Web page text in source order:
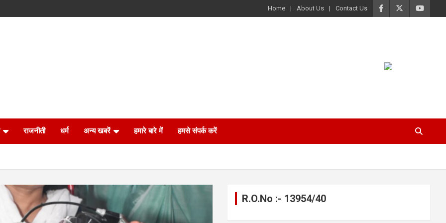
Home About Us Contact Us
राजनीती धर्म अन्य खबरें हमारे बारे में हमसे संपर्क करें
R.O.No :- 13954/40